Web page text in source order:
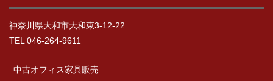
神奈川県大和市大和東3-12-22
TEL 046-264-9611
中古オフィス家具販売